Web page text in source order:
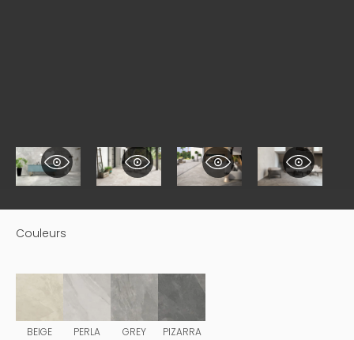
Couleurs
BEIGE PERLA GREY PIZARRA